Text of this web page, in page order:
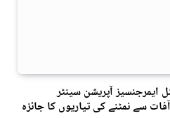
ایمرجنسیز آپریشن سینٹر
سے نمٹنے کی تیاریوں کا جائزہ